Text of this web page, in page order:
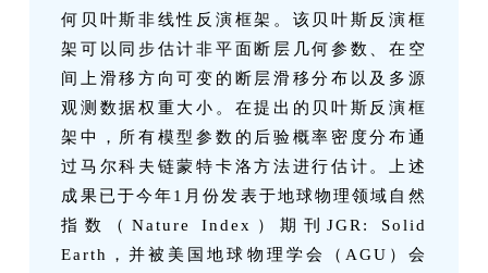
何贝叶斯非线性反演框架。该贝叶斯反演框
架可以同步估计非平面断层几何参数、在空
间上滑移方向可变的断层滑移分布以及多源
观测数据权重大小。在提出的贝叶斯反演框
架中，所有模型参数的后验概率密度分布通
过马尔科夫链蒙特卡洛方法进行估计。上述
成果已于今年1月份发表于地球物理领域自然
指数（Nature Index）期刊JGR: Solid
Earth，并被美国地球物理学会（AGU）会